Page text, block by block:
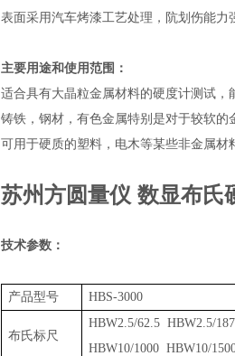
表面采用汽车烤漆工艺处理，阬划伤能力
主要用途和使用范围：
适合具有大晶粒金属材料的硬度计测试，
铸铁，钢材，有色金属特别是对于较软的
可用于硬质的塑料，电木等某些非金属材
苏州方圆量仪 数显布氏
技术参数：
产品型号 HBS-3000
布氏标尺
HBW2.5/62.5 HBW2.5/
HBW10/1000 HBW10/